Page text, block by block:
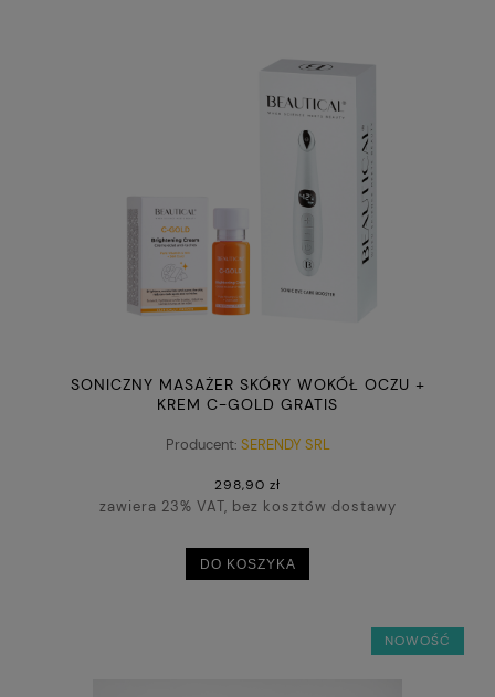
SONICZNY MASAŻER SKÓRY WOKÓŁ OCZU +
KREM C-GOLD GRATIS
Producent: SERENDY SRL
298,90 zł
zawiera 23% VAT, bez kosztów dostawy
DO KOSZYKA
NOWOŚĆ